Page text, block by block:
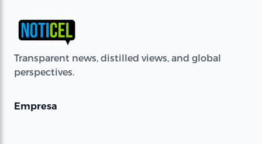
Transparent news, distilled views, and global
perspectives.
Empresa